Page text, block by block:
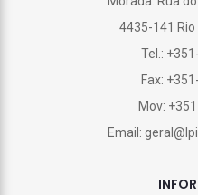
4435-141
Tel.:
Fax:
Mov:
Email: